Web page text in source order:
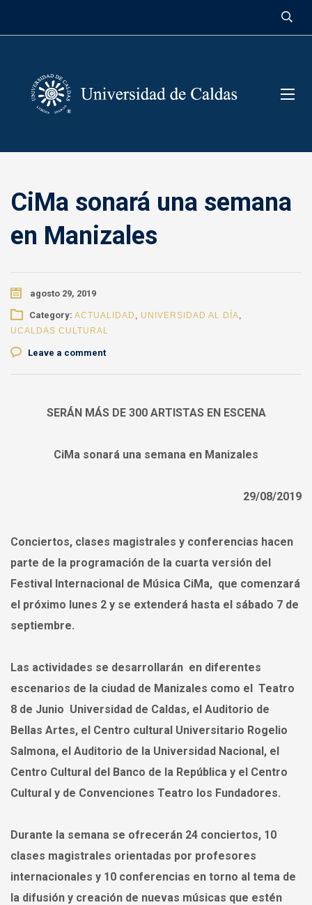
CiMa sonará una semana
en Manizales
agosto 29, 2019
Category: ACTUALIDAD , UNIVERSIDAD AL DÍA,
UCALDAS CULTURAL
Leave a comment
SERÁN MÁS DE 300 ARTISTAS EN ESCENA
CiMa sonará una semana en Manizales
29/08/2019
Conciertos, clases magistrales y conferencias hacen
parte de la programación de la cuarta versión del
Festival Internacional de Música CiMa, que comenzará
el próximo lunes 2 y se extenderá hasta el sábado 7 de
septiembre.
Las actividades se desarrollarán en diferentes
escenarios de la ciudad de Manizales como el Teatro
8 de Junio Universidad de Caldas, el Auditorio de
Bellas Artes, el Centro cultural Universitario Rogelio
Salmona, el Auditorio de la Universidad Nacional, el
Centro Cultural del Banco de la República y el Centro
Cultural y de Convenciones Teatro los Fundadores.
Durante la semana se ofrecerán 24 conciertos, 10
clases magistrales orientadas por profesores
internacionales y 10 conferencias en torno al tema de
la difusión y creación de nuevas músicas que estén